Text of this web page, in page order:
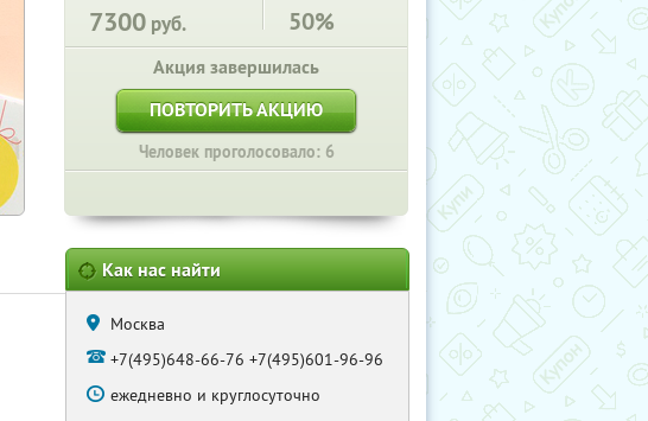
7300 руб. 50%
Акция завершилась
ПОВТОРИТЬ АКЦИЮ
Человек проголосовало: 6
Как нас найти
Москва
+7(495)648-66-76 +7(495)601-96-96
ежедневно и круглосуточно